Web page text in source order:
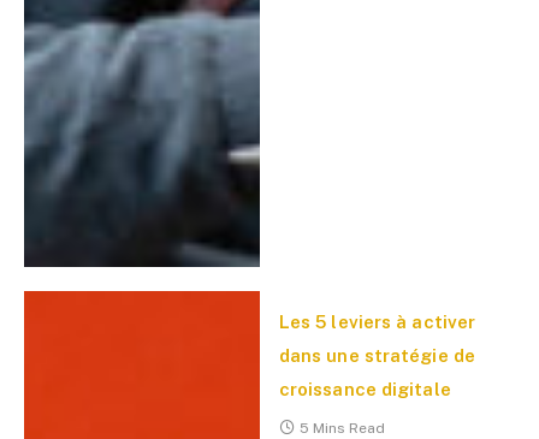
Les 5 leviers à activer
dans une stratégie de
croissance digitale
5 Mins Read